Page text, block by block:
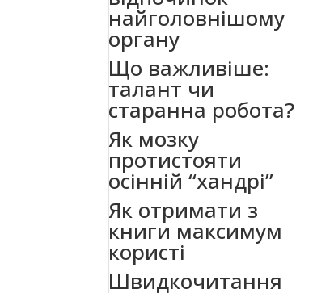
найголовнішому
органу
Що важливіше:
талант чи
старанна робота?
Як мозку
протистояти
осінній “хандрі”
Як отримати з
книги максимум
користі
Швидкочитання